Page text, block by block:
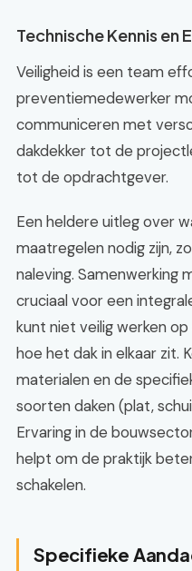
Technische Kennis en
Veiligheid is een team
preventiemedewerker
communiceren met
dakdekker tot de
tot de opdrachtgever.
Een heldere uitleg over
maatregelen nodig zijn,
naleving. Samenwerking
cruciaal voor een
kunt niet veilig werken
hoe het dak in elkaar zit.
materialen en de
soorten daken (plat,
Ervaring in de
helpt om de praktijk
schakelen.
Specifieke